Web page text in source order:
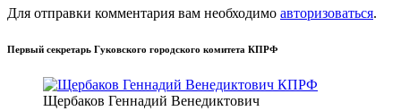
Для отправки комментария вам необходимо авторизоваться.
Первый секретарь Гуковского городского комитета КПРФ
Щербаков Геннадий Венедиктович